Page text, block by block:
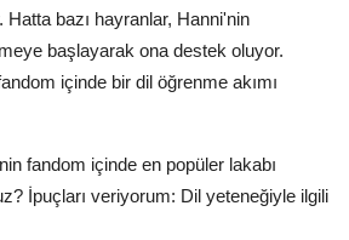
Hatta bazı hayranlar, Hanni'nin
başlayarak ona destek oluyor.
içinde bir dil öğrenme akımı
fandom içinde en popüler lakabı
İpuçları veriyorum: Dil yeteneğiyle ilgili